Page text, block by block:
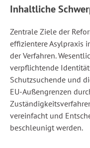
Inhaltliche
Zentrale Ziele der
effizientere Asylpraxis
der Verfahren.
verpflichtende
Schutzsuchende und
EU-Außengrenzen
vereinfacht und
beschleunigt werden.